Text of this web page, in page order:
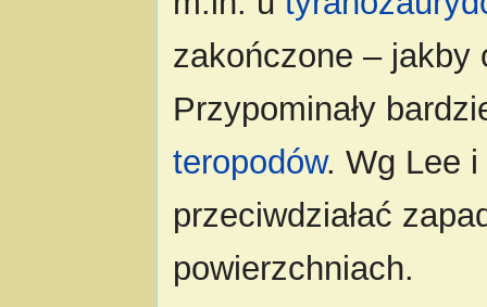
zakończone – jakby
Przypominały
teropodów. Wg Lee i
przeciwdziałać
powierzchniach.